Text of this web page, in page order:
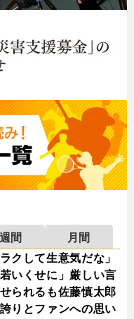
週間
月間
クして生意気だな」
若いくせに」厳しい言
られるも佐藤慎太郎
りとファンへの思い